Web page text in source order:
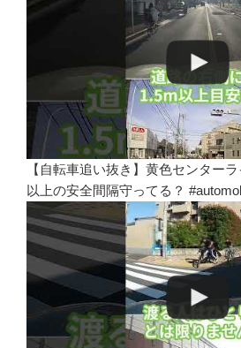
【自転車追い抜き】黄色センター
以上の安全間隔守ってる？